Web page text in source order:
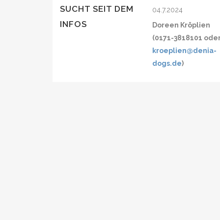
SUCHT SEIT DEM 04.7.2024
INFOS
Doreen Kröplien
(0171-3818101
kroeplien@denia-
dogs.de)